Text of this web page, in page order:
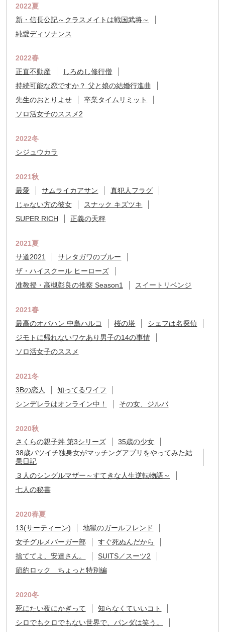
2022夏
新・信長公記～クラスメイトは戦国武将～
純愛ディソナンス
2022春
正直不動産
しろめし修行僧
持続可能な恋ですか？ 父と娘の結婚行進曲
先生のおとりよせ
卒業タイムリミット
ソロ活女子のススメ2
2022冬
シジュウカラ
2021秋
最愛
サムライカアサン
真犯人フラグ
じゃない方の彼女
スナック キズツキ
SUPER RICH
正義の天秤
2021夏
サ道2021
サレタガワのブルー
ザ・ハイスクール ヒーローズ
准教授・高槻彰良の推察 Season1
スイートリベンジ
2021春
最高のオバハン 中島ハルコ
桜の塔
シェフは名探偵
ジモトに帰れないワケあり男子の14の事情
ソロ活女子のススメ
2021冬
3Bの恋人
知ってるワイフ
シンデレラはオンライン中！
その女、ジルバ
2020秋
さくらの親子丼 第3シリーズ
35歳の少女
38歳バツイチ独身女がマッチングアプリをやってみた結
果日記
３人のシングルマザー～すてきな人生逆転物語～
七人の秘書
2020春夏
13(サーティーン)
地獄のガールフレンド
女子グルメバーガー部
すぐ死ぬんだから
捨ててよ、安達さん。
SUITS／スーツ2
節約ロック ちょっと特別編
2020冬
死にたい夜にかぎって
知らなくていいコト
シロでもクロでもない世界で、パンダは笑う。